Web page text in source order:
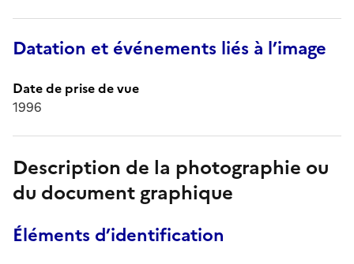
Datation et événements liés à l’image
Date de prise de vue
1996
Description de la photographie ou
du document graphique
Éléments d’identification